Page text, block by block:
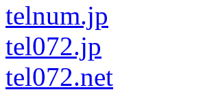
telnum.jp
tel072.jp
tel072.net